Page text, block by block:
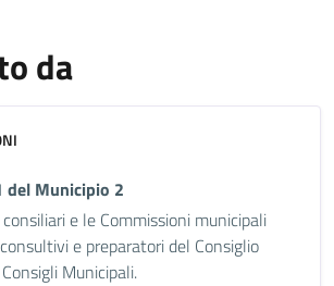
da
del Municipio 2
e le Commissioni municipali
e preparatori del Consiglio
Municipali.